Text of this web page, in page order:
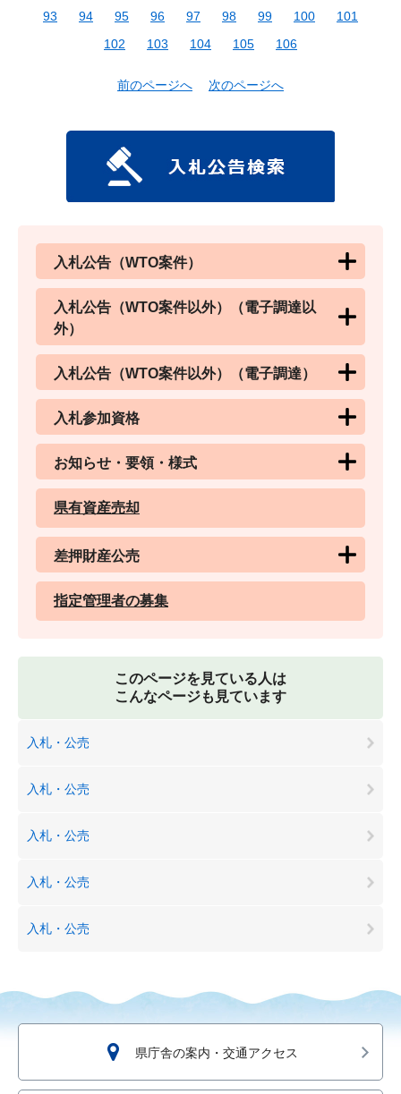
93
94 95 96 97 98 99 100
101
102
103 104 105 106
前のページへ 次のページへ
入札公告（WTO案件）
入札公告（WTO案件以外）（電子調達以
外）
入札公告（WTO案件以外）（電子調達）
入札参加資格
お知らせ・要領・様式
県有資産売却
差押財産公売
指定管理者の募集
このページを見ている人は
こんなページも見ています
入札・公売
入札・公売
入札・公売
入札・公売
入札・公売
県庁舎の案内・交通アクセス